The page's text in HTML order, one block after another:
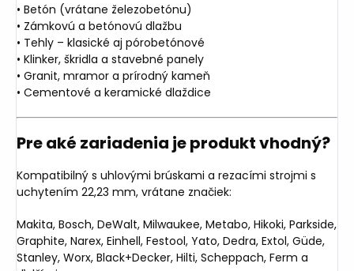
• Betón (vrátane železobetónu)
• Zámkovú a betónovú dlažbu
• Tehly – klasické aj pórobetónové
• Klinker, škridla a stavebné panely
• Granit, mramor a prírodný kameň
• Cementové a keramické dlaždice
Pre aké zariadenia je produkt vhodný?
Kompatibilný s uhlovými brúskami a rezacími strojmi s
uchytením 22,23 mm, vrátane značiek:
Makita, Bosch, DeWalt, Milwaukee, Metabo, Hikoki, Parkside,
Graphite, Narex, Einhell, Festool, Yato, Dedra, Extol, Güde,
Stanley, Worx, Black+Decker, Hilti, Scheppach, Ferm a